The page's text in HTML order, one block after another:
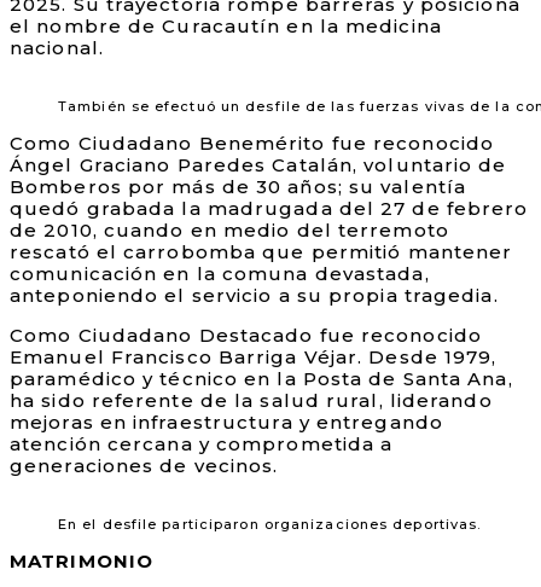
el nombre de Curacautín en la medicina
nacional.
También se efectuó un desfile de las fuerzas vivas de la
Como Ciudadano Benemérito fue reconocido
Ángel Graciano Paredes Catalán, voluntario de
Bomberos por más de 30 años; su valentía
quedó grabada la madrugada del 27 de febrero
de 2010, cuando en medio del terremoto
rescató el carrobomba que permitió mantener
comunicación en la comuna devastada,
anteponiendo el servicio a su propia tragedia.
Como Ciudadano Destacado fue reconocido
Emanuel Francisco Barriga Véjar. Desde 1979,
paramédico y técnico en la Posta de Santa Ana,
ha sido referente de la salud rural, liderando
mejoras en infraestructura y entregando
atención cercana y comprometida a
generaciones de vecinos.
En el desfile participaron organizaciones deportivas.
MATRIMONIO